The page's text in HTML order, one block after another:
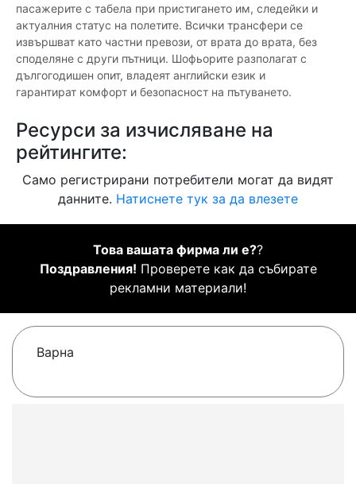
пасажерите с табела при пристигането им, следейки и
актуалния статус на полетите. Всички трансфери се
извършват като частни превози, от врата до врата, без
споделяне с други пътници. Шофьорите разполагат с
дългогодишен опит, владеят английски език и
гарантират комфорт и безопасност на пътуването.
Ресурси за изчисляване на
рейтингите:
Само регистрирани потребители могат да видят
данните. Натиснете тук за да влезете
Това вашата фирма ли е??
Поздравления! Проверете как да събирате
рекламни материали!
Варна